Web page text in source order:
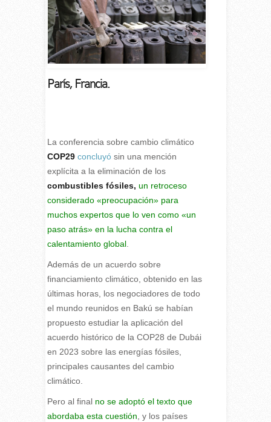
París, Francia.
La conferencia sobre cambio climático
COP29 concluyósin una mención
explícita a la eliminación de los
combustibles fósiles, un retroceso
considerado «preocupación» para
muchos expertos que lo ven como «un
paso atrás» en la lucha contra el
calentamiento global.
Además de un acuerdo sobre
financiamiento climático, obtenido en las
últimas horas, los negociadores de todo
el mundo reunidos en Bakú se habían
propuesto estudiar la aplicación del
acuerdo histórico de la COP28 de Dubái
en 2023 sobre las energías fósiles,
principales causantes del cambio
climático.
Pero al final no se adoptó el texto que
abordaba esta cuestión, y los países